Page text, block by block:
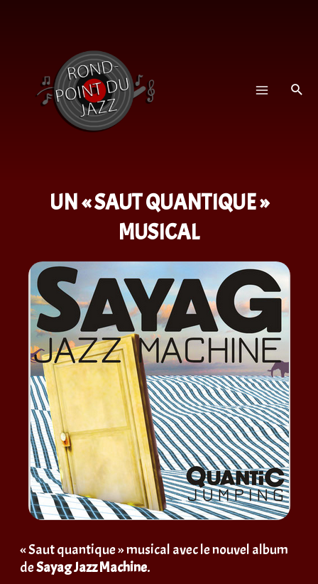
UN « SAUT QUANTIQUE »
MUSICAL
« Saut quantique » musical avec le nouvel album
deSayag Jazz Machine.